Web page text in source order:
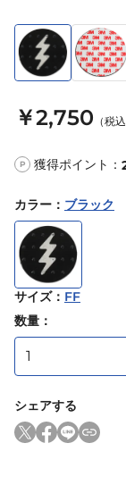
￥2,750 （税込
P 獲得ポイント：
カラー ： ブラック
サイズ： FF
数量：
シェアする